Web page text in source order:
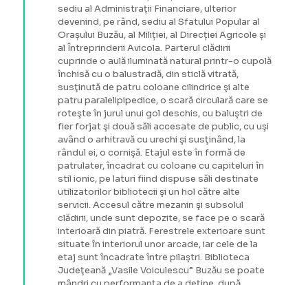
sediu al Administrații Financiare, ulterior
devenind, pe rând, sediu al Sfatului Popular al
Orașului Buzău, al Miliției, al Direcției Agricole și
al Întreprinderii Avicola. Parterul clădirii
cuprinde o aulă iluminată natural printr-o cupolă
închisă cu o balustradă, din sticlă vitrată,
susţinută de patru coloane cilindrice şi alte
patru paralelipipedice, o scară circulară care se
roteşte în jurul unui gol deschis, cu baluştri de
fier forjat şi două săli accesate de public, cu uşi
având o arhitravă cu urechi şi susţinând, la
rândul ei, o cornişă. Etajul este în formă de
patrulater, încadrat cu coloane cu capiteluri în
stil ionic, pe laturi fiind dispuse săli destinate
utilizatorilor bibliotecii şi un hol către alte
servicii. Accesul către mezanin şi subsolul
clădirii, unde sunt depozite, se face pe o scară
interioară din piatră. Ferestrele exterioare sunt
situate în interiorul unor arcade, iar cele de la
etaj sunt încadrate între pilaştri. Biblioteca
Judeţeană „Vasile Voiculescu” Buzău se poate